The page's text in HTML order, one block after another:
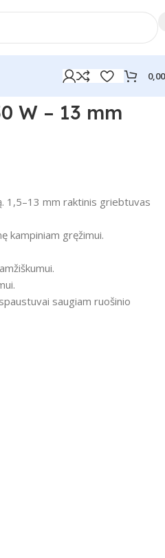
W – 13 mm
1,5–13 mm raktinis griebtuvas
kampiniam gręžimui.
saugiam ruošinio